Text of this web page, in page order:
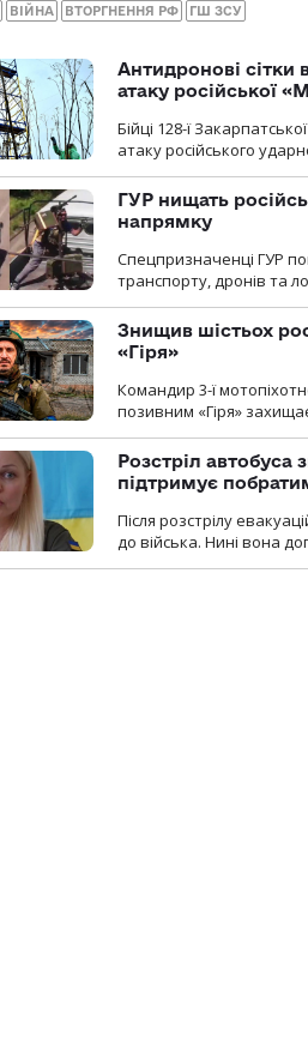
ВІЙНА ВТОРГНЕННЯ РФ ГШ ЗСУ
Антидронові сітки
атаку російської
Бійці 128-ї
атаку російського
ГУР нищать
напрямку
Спецпризначенці ГУР
транспорту, дронів та
Знищив шістьох
«Гіря»
Командир 3-ї
позивним «Гіря»
Розстріл автобуса
підтримує
Після розстрілу
до війська. Нині вона